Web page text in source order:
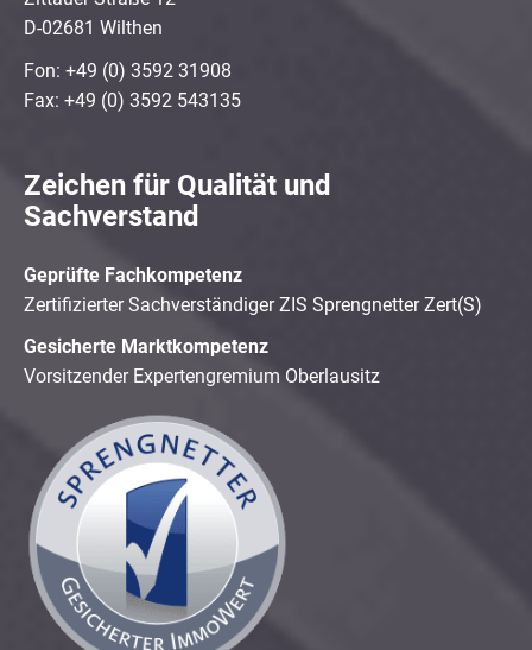
D-02681 Wilthen
Fon: +49 (0) 3592 31908
Fax: +49 (0) 3592 543135
Zeichen für Qualität und
Sachverstand
Geprüfte Fachkompetenz
Zertifizierter Sachverständiger ZIS Sprengnetter Zert(S)
Gesicherte Marktkompetenz
Vorsitzender Expertengremium Oberlausitz